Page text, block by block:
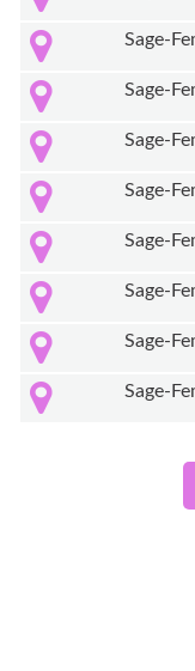
Sage-
Sage-
Sage-
Sage-
Sage-
Sage-
Sage-
Sage-